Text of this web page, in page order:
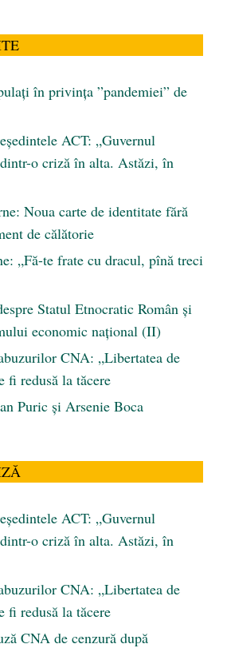
în privința ”pandemiei” de
ACT: „Guvernul
o criză în alta. Astăzi, în
Noua carte de identitate fără
de călătorie
„Fă-te frate cu dracul, pînă treci
Statul Etnocratic Român şi
economic naţional (II)
CNA: „Libertatea de
fi redusă la tăcere
Puric şi Arsenie Boca
ACT: „Guvernul
o criză în alta. Astăzi, în
CNA: „Libertatea de
fi redusă la tăcere
CNA de cenzură după